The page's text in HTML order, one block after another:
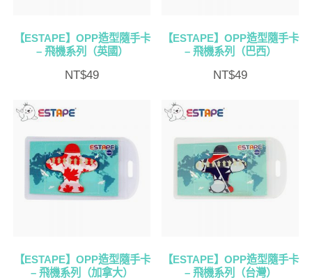
【ESTAPE】OPP造型隨手卡
– 飛機系列（英國）
NT$49
【ESTAPE】OPP造型隨手卡
– 飛機系列（巴西）
NT$49
【ESTAPE】OPP造型隨手卡
– 飛機系列（加拿大）
【ESTAPE】OPP造型隨手卡
– 飛機系列（台灣）